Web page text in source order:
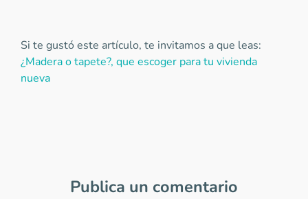
Si te gustó este artículo, te invitamos a que leas:
¿Madera o tapete?, que escoger para tu vivienda
nueva
Publica un comentario